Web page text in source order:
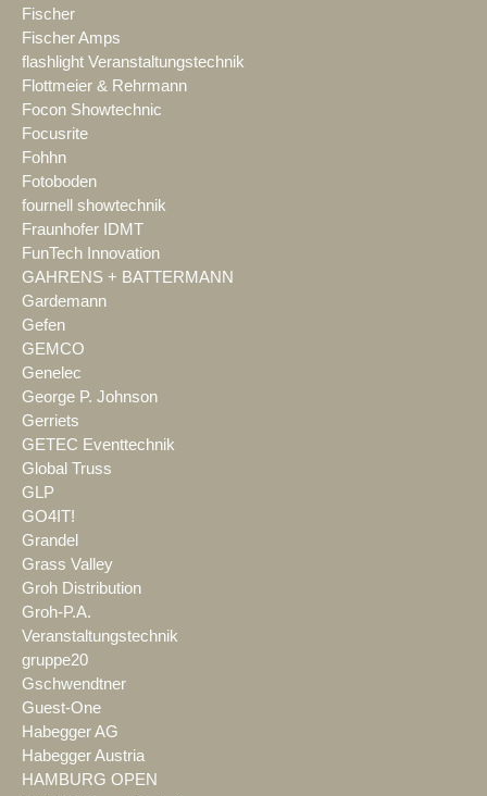
Fischer
Fischer Amps
flashlight Veranstaltungstechnik
Flottmeier & Rehrmann
Focon Showtechnic
Focusrite
Fohhn
Fotoboden
fournell showtechnik
Fraunhofer IDMT
FunTech Innovation
GAHRENS + BATTERMANN
Gardemann
Gefen
GEMCO
Genelec
George P. Johnson
Gerriets
GETEC Eventtechnik
Global Truss
GLP
GO4IT!
Grandel
Grass Valley
Groh Distribution
Groh-P.A.
Veranstaltungstechnik
gruppe20
Gschwendtner
Guest-One
Habegger AG
Habegger Austria
HAMBURG OPEN